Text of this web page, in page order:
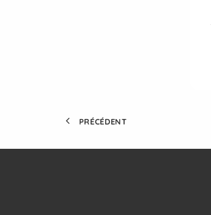
PRÉCÉDENT